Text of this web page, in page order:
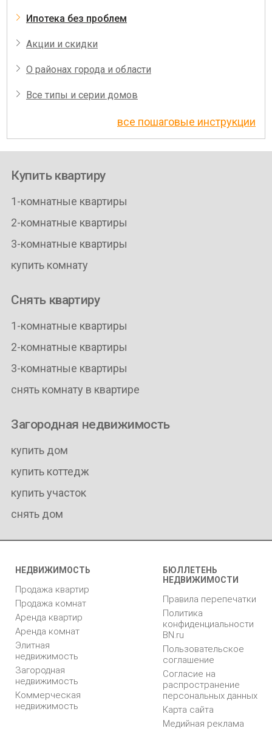
Ипотека без проблем
Акции и скидки
О районах города и области
Все типы и серии домов
все пошаговые инструкции
Купить квартиру
1-комнатные квартиры
2-комнатные квартиры
3-комнатные квартиры
купить комнату
Снять квартиру
1-комнатные квартиры
2-комнатные квартиры
3-комнатные квартиры
снять комнату в квартире
Загородная недвижимость
купить дом
купить коттедж
купить участок
снять дом
НЕДВИЖИМОСТЬ
Продажа квартир
Продажа комнат
Аренда квартир
Аренда комнат
Элитная
недвижимость
Загородная
недвижимость
Коммерческая
недвижимость
БЮЛЛЕТЕНЬ
НЕДВИЖИМОСТИ
Правила перепечатки
Политика
конфиденциальности
BN.ru
Пользовательское
соглашение
Согласие на
распространение
персональных данных
Карта сайта
Медийная реклама